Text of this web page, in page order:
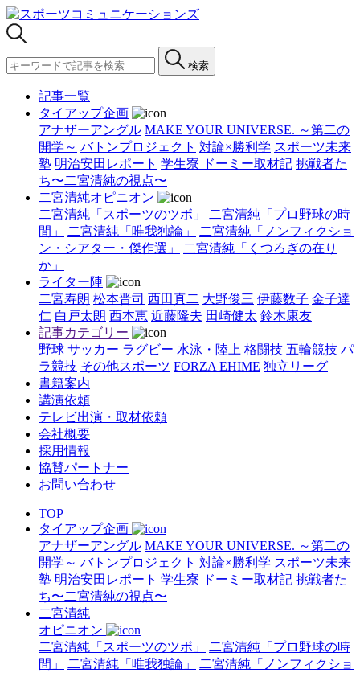
検索
記事一覧
タイアップ企画
アナザーアングル MAKE YOUR UNIVERSE. ～第二の
開学～ バトンプロジェクト 対論×勝利学 スポーツ未来
塾 明治安田レポート 学生寮 ドーミー取材記 挑戦者た
ち〜二宮清純の視点〜
二宮清純オピニオン
二宮清純「スポーツのツボ」
二宮清純「プロ野球の時
間」
二宮清純「唯我独論」
二宮清純「ノンフィクショ
ン・シアター・傑作選」
二宮清純「くつろぎの在り
か」
ライター陣
二宮寿朗 松本晋司 西田真二 大野俊三 伊藤数子 金子達
仁 白戸太朗 西本恵 近藤隆夫 田崎健太 鈴木康友
記事カテゴリー
野球 サッカー ラグビー 水泳・陸上 格闘技 五輪競技 パ
ラ競技 その他スポーツ FORZA EHIME 独立リーグ
書籍案内
講演依頼
テレビ出演・取材依頼
会社概要
採用情報
協賛パートナー
お問い合わせ
TOP
タイアップ企画
アナザーアングル MAKE YOUR UNIVERSE. ～第二の
開学～ バトンプロジェクト 対論×勝利学 スポーツ未来
塾 明治安田レポート 学生寮 ドーミー取材記 挑戦者た
ち〜二宮清純の視点〜
二宮清純
オピニオン
二宮清純「スポーツのツボ」
二宮清純「プロ野球の時
間」
二宮清純「唯我独論」
二宮清純「ノンフィクショ